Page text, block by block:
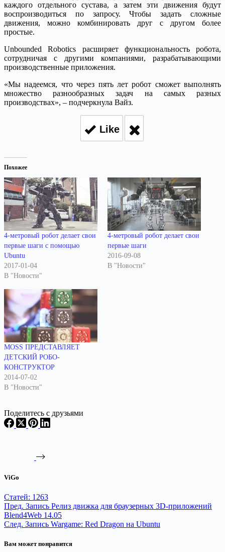
каждого отдельного сустава, а затем эти движения будут
воспроизводиться по запросу. Чтобы задать сложные
движения, можно комбинировать друг с другом более
простые.
Unbounded Robotics расширяет функциональность робота,
сотрудничая с другими компаниями, разрабатывающими
производственные приложения.
«Мы надеемся, что через пять лет робот сможет выполнять
множество разнообразных задач на самых разных
производствах», – подчеркнула Вайз.
Like
Похожее
4-метровый робот делает свои
первые шаги с помощью
Ubuntu
2017-01-04
В "Новости"
4-метровый робот делает свои
первые шаги
2016-09-08
В "Новости"
MOSS ПРЕДСТАВЛЯЕТ
ДЕТСКИЙ РОБО-
КОНСТРУКТОР
2014-07-02
В "Новости"
Поделитесь с друзьями
ViGo
Статей: 1263
Пред. Запись Релиз движка для браузерных 3D-приложений
Blend4Web 14.05
След. Запись Wargame: Red Dragon на Ubuntu
Вам может понравится